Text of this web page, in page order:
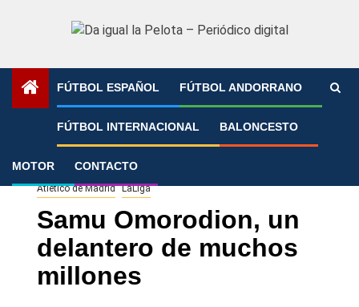
FÚTBOL ESPAÑOL FÚTBOL ANDORRANO
FÚTBOL INTERNACIONAL BALONCESTO
MOTOR CONTACTO
»
Atlético de Madrid LaLiga
Samu Omorodion, un
delantero de muchos
millones